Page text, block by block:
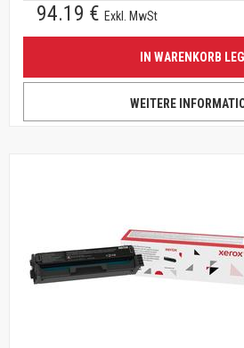
94.19 € Exkl. MwSt
IN WARENKORB
WEITERE